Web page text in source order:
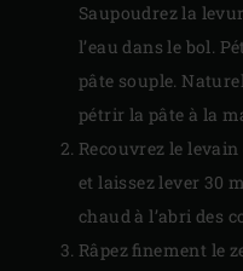
Saupoudrez la
l’eau dans le bol.
pâte souple.
pétrir la pâte à la
Recouvrez le
et laissez lever 30
chaud à l’abri des
Râpez finement le